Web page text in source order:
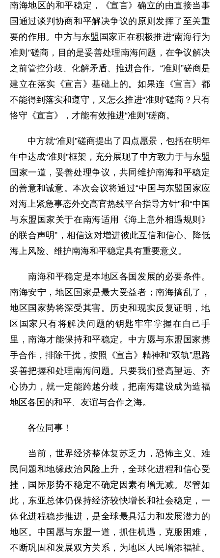
南海地区的和平稳定，《宣言》确立的由直接当事
国通过谈判协商和平解决争议的原则发挥了至关重
要的作用。中方与东盟国家正在积极推进“南海行为
准则”磋商，目的是妥善处理南海问题，在争议解决
之前管控分歧、化解矛盾、推进合作。“准则”磋商是
建立在落实《宣言》基础上的。如果连《宣言》都
不能得到落实和遵守，又怎么推进“准则”磋商？只有
恪守《宣言》，才能有效推进“准则”磋商。
中方就“准则”磋商提出了四点愿景，包括在明年
年中达成“准则”框架，充分展现了中方致力于与东盟
国家一道，妥善处理争议，共同维护南海和平稳定
的善意和诚意。本次会议将通过“中国与东盟国家应
对海上紧急事态外交高官热线平台指导方针”和“中国
与东盟国家关于在南海适用《海上意外相遇规则》
的联合声明”，相信这对增进彼此互信和信心、降低
海上风险、维护南海和平稳定具有重要意义。
南海和平稳定是本地区各国发展的必要条件。
南海安宁，地区国家是最大受益者；南海搞乱了，
地区国家势将深受其害。历史和现实反复证明，地
区国家只有将解决问题的钥匙牢牢掌握在自己手
里，南海才能保持和平稳定。中方愿与东盟国家携
手合作，排除干扰，按照《宣言》精神和“双轨”思路
妥善把握和处理南海问题。只要我们登高望远、齐
心协力，就一定能跨越分歧，把南海建设成为造福
地区各国的和平、友谊与合作之海。
各位同事！
当前，世界经济整体复苏乏力，恐怖主义、难
民问题和地缘政治风险上升，全球化进程和信心受
挫，国际形势不稳定不确定因素有增无减。尽管如
此，东亚总体仍保持经济较快增长和社会稳定，一
体化进程稳步推进，是全球最具活力和发展潜力的
地区。中国愿与东盟一道，抓住机遇，克服困难，
不断巩固和发展双方关系，为地区人民增添福祉。